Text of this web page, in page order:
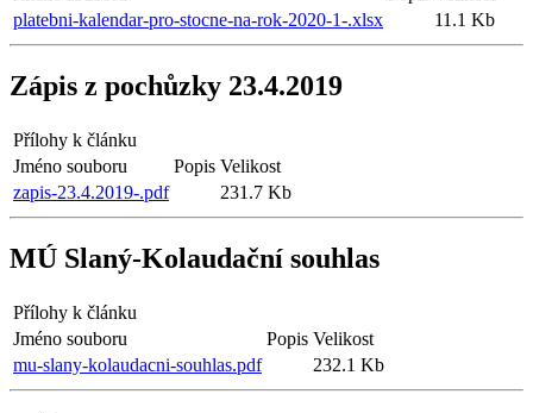
platebni-kalendar-pro-stocne-na-rok-2020-1-.xlsx
11.1 Kb
Zápis z pochůzky 23.4.2019
Přílohy k článku
Jméno souboru
Popis Velikost
zapis-23.4.2019-.pdf
231.7 Kb
MÚ Slaný-Kolaudační souhlas
Přílohy k článku
Jméno souboru
Popis Velikost
mu-slany-kolaudacni-souhlas.pdf
232.1 Kb